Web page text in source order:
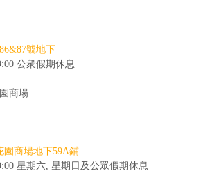
號地下
公衆假期休息
商場
園商場地下59A鋪
星期六, 星期日及公眾假期休息